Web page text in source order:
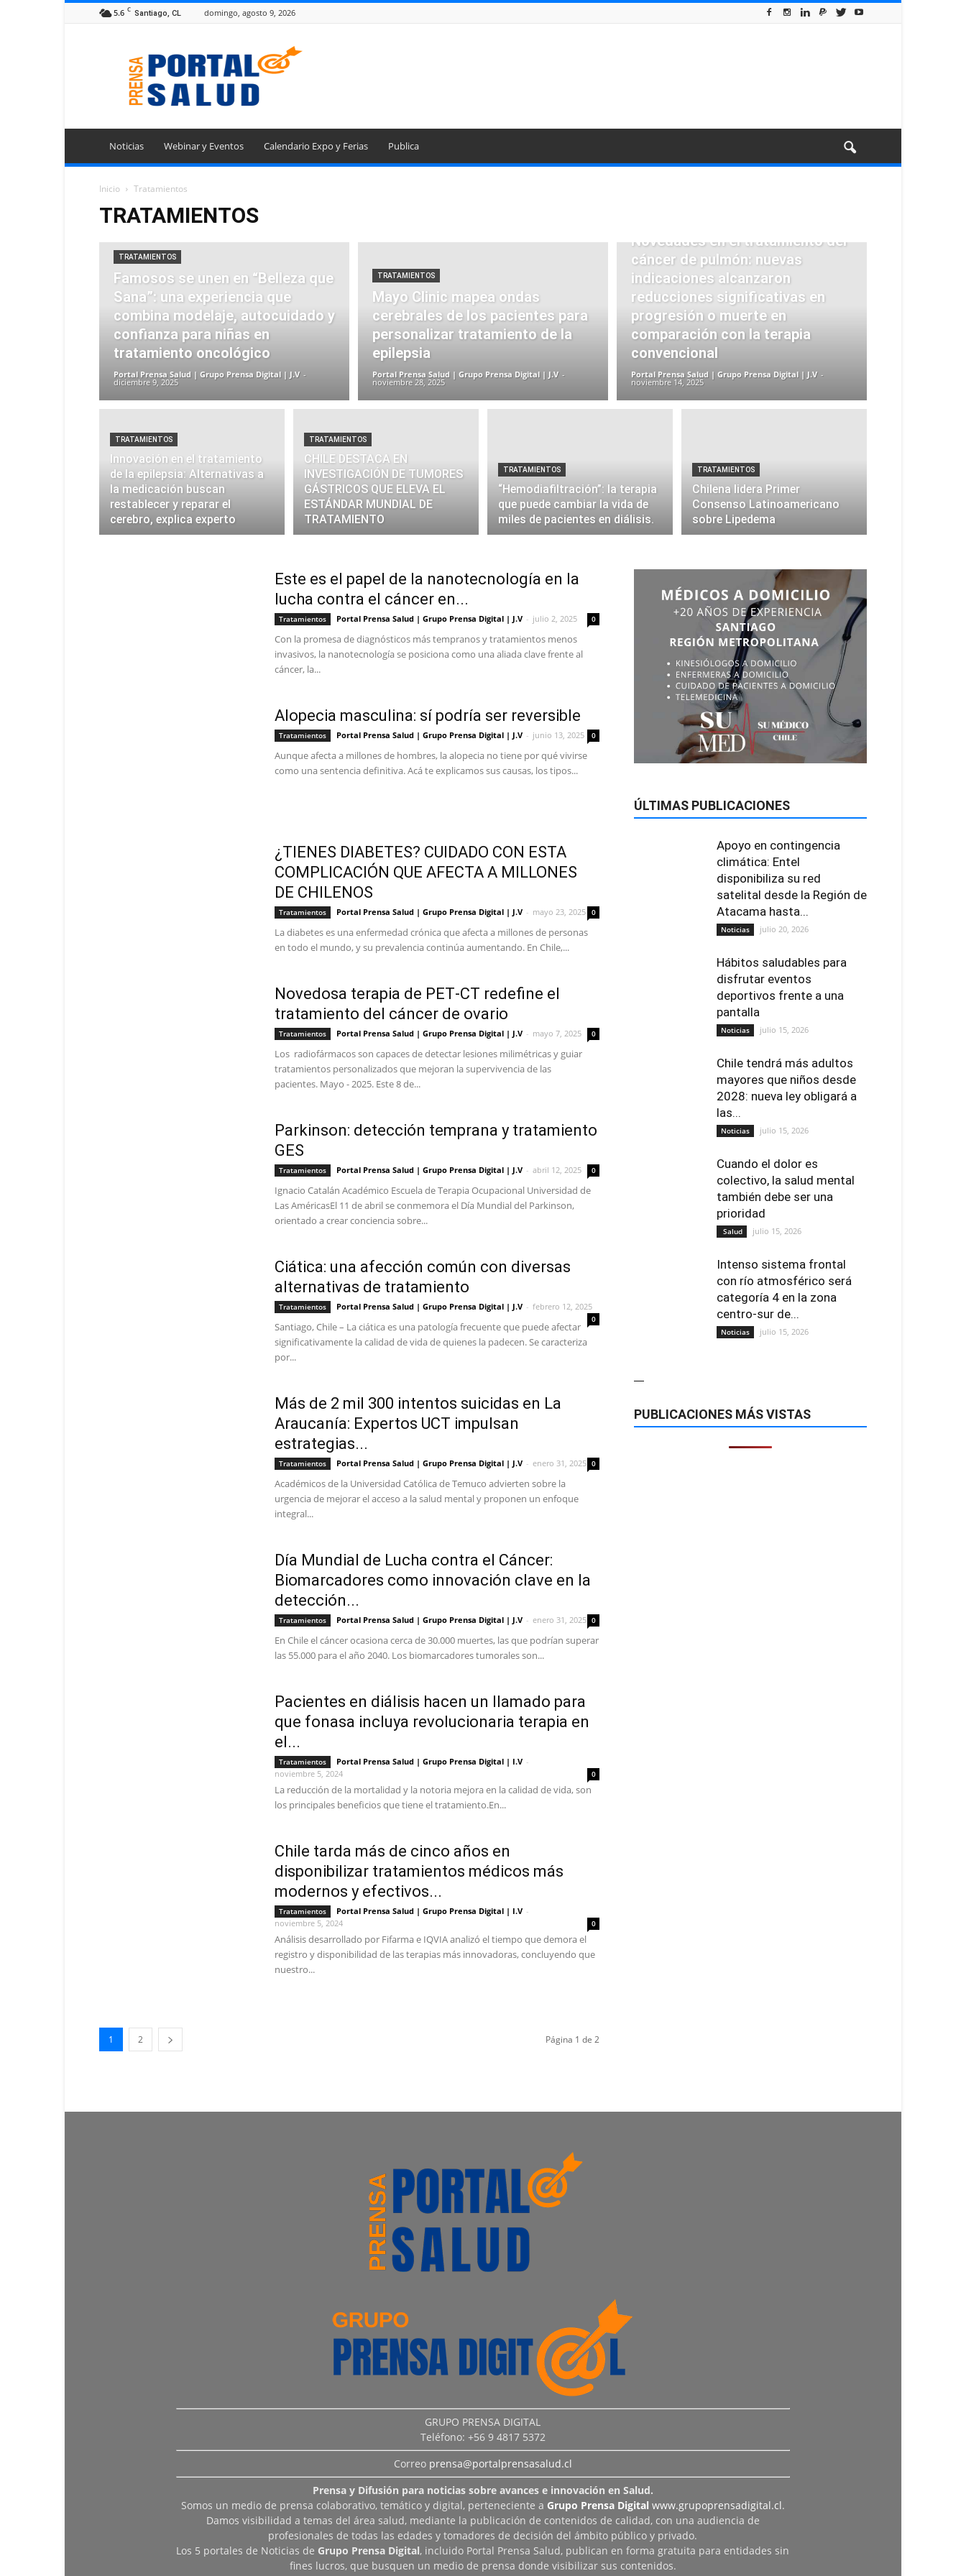
5.6 C Santiago, CL domingo, agosto 9, 2026
Portal
Prensa
Salud
Noticias Webinar y Eventos Calendario Expo y Ferias Publica
Inicio Tratamientos
TRATAMIENTOS
TRATAMIENTOS
Famosos se unen en “Belleza que
Sana”: una experiencia que
combina modelaje, autocuidado y
confianza para niñas en
tratamiento oncológico
Portal Prensa Salud | Grupo Prensa Digital | J.V -
diciembre 9, 2025
TRATAMIENTOS
Mayo Clinic mapea ondas
cerebrales de los pacientes para
personalizar tratamiento de la
epilepsia
Portal Prensa Salud | Grupo Prensa Digital | J.V -
noviembre 28, 2025
Novedades en el tratamiento del
cáncer de pulmón: nuevas
indicaciones alcanzaron
reducciones significativas en
progresión o muerte en
comparación con la terapia
convencional
Portal Prensa Salud | Grupo Prensa Digital | J.V -
noviembre 14, 2025
TRATAMIENTOS
Innovación en el tratamiento
de la epilepsia: Alternativas a
la medicación buscan
restablecer y reparar el
cerebro, explica experto
TRATAMIENTOS
CHILE DESTACA EN
INVESTIGACIÓN DE TUMORES
GÁSTRICOS QUE ELEVA EL
ESTÁNDAR MUNDIAL DE
TRATAMIENTO
TRATAMIENTOS
“Hemodiafiltración”: la terapia
que puede cambiar la vida de
miles de pacientes en diálisis.
TRATAMIENTOS
Chilena lidera Primer
Consenso Latinoamericano
sobre Lipedema
Este es el papel de la nanotecnología en la
lucha contra el cáncer en...
Tratamientos Portal Prensa Salud | Grupo Prensa Digital | J.V - julio 2, 2025 0
Con la promesa de diagnósticos más tempranos y tratamientos menos
invasivos, la nanotecnología se posiciona como una aliada clave frente al
cáncer, la...
Alopecia masculina: sí podría ser reversible
Tratamientos Portal Prensa Salud | Grupo Prensa Digital | J.V - junio 13, 2025 0
Aunque afecta a millones de hombres, la alopecia no tiene por qué vivirse
como una sentencia definitiva. Acá te explicamos sus causas, los tipos...
¿TIENES DIABETES? CUIDADO CON ESTA
COMPLICACIÓN QUE AFECTA A MILLONES
DE CHILENOS
Tratamientos Portal Prensa Salud | Grupo Prensa Digital | J.V - mayo 23, 2025 0
La diabetes es una enfermedad crónica que afecta a millones de personas
en todo el mundo, y su prevalencia continúa aumentando. En Chile,...
Novedosa terapia de PET‑CT redefine el
tratamiento del cáncer de ovario
Tratamientos Portal Prensa Salud | Grupo Prensa Digital | J.V - mayo 7, 2025 0
Los radiofármacos son capaces de detectar lesiones milimétricas y guiar
tratamientos personalizados que mejoran la supervivencia de las
pacientes. Mayo - 2025. Este 8 de...
Parkinson: detección temprana y tratamiento
GES
Tratamientos Portal Prensa Salud | Grupo Prensa Digital | J.V - abril 12, 2025 0
Ignacio Catalán Académico Escuela de Terapia Ocupacional Universidad de
Las AméricasEl 11 de abril se conmemora el Día Mundial del Parkinson,
orientado a crear conciencia sobre...
Ciática: una afección común con diversas
alternativas de tratamiento
Tratamientos Portal Prensa Salud | Grupo Prensa Digital | J.V - febrero 12, 2025
0
Santiago, Chile – La ciática es una patología frecuente que puede afectar
significativamente la calidad de vida de quienes la padecen. Se caracteriza
por...
Más de 2 mil 300 intentos suicidas en La
Araucanía: Expertos UCT impulsan
estrategias...
Tratamientos Portal Prensa Salud | Grupo Prensa Digital | J.V - enero 31, 2025 0
Académicos de la Universidad Católica de Temuco advierten sobre la
urgencia de mejorar el acceso a la salud mental y proponen un enfoque
integral...
Día Mundial de Lucha contra el Cáncer:
Biomarcadores como innovación clave en la
detección...
Tratamientos Portal Prensa Salud | Grupo Prensa Digital | J.V - enero 31, 2025 0
En Chile el cáncer ocasiona cerca de 30.000 muertes, las que podrían superar
las 55.000 para el año 2040. Los biomarcadores tumorales son...
Pacientes en diálisis hacen un llamado para
que fonasa incluya revolucionaria terapia en
el...
Tratamientos Portal Prensa Salud | Grupo Prensa Digital | I.V -
noviembre 5, 2024
0
La reducción de la mortalidad y la notoria mejora en la calidad de vida, son
los principales beneficios que tiene el tratamiento.En...
Chile tarda más de cinco años en
disponibilizar tratamientos médicos más
modernos y efectivos...
Tratamientos Portal Prensa Salud | Grupo Prensa Digital | I.V -
noviembre 5, 2024
0
Análisis desarrollado por Fifarma e IQVIA analizó el tiempo que demora el
registro y disponibilidad de las terapias más innovadoras, concluyendo que
nuestro...
1 2 Página 1 de 2
ÚLTIMAS PUBLICACIONES
Apoyo en contingencia
climática: Entel
disponibiliza su red
satelital desde la Región de
Atacama hasta...
Noticias julio 20, 2026
Hábitos saludables para
disfrutar eventos
deportivos frente a una
pantalla
Noticias julio 15, 2026
Chile tendrá más adultos
mayores que niños desde
2028: nueva ley obligará a
las...
Noticias julio 15, 2026
Cuando el dolor es
colectivo, la salud mental
también debe ser una
prioridad
Salud julio 15, 2026
Intenso sistema frontal
con río atmosférico será
categoría 4 en la zona
centro-sur de...
Noticias julio 15, 2026
—
PUBLICACIONES MÁS VISTAS
GRUPO PRENSA DIGITAL
Teléfono: +56 9 4817 5372
Correo prensa@portalprensasalud.cl
Prensa y Difusión para noticias sobre avances e innovación en Salud.
Somos un medio de prensa colaborativo, temático y digital, perteneciente a Grupo Prensa Digital www.grupoprensadigital.cl.
Damos visibilidad a temas del área salud, mediante la publicación de contenidos de calidad, con una audiencia de
profesionales de todas las edades y tomadores de decisión del ámbito público y privado.
Los 5 portales de Noticias de Grupo Prensa Digital, incluido Portal Prensa Salud, publican en forma gratuita para entidades sin
fines lucros, que busquen un medio de prensa donde visibilizar sus contenidos.